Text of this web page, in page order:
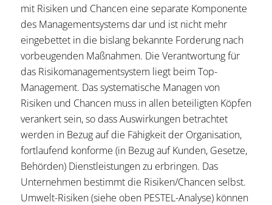
mit Risiken und Chancen eine separate Komponente
des Managementsystems dar und ist nicht mehr
eingebettet in die bislang bekannte Forderung nach
vorbeugenden Maßnahmen. Die Verantwortung für
das Risikomanagementsystem liegt beim Top-
Management. Das systematische Managen von
Risiken und Chancen muss in allen beteiligten Köpfen
verankert sein, so dass Auswirkungen betrachtet
werden in Bezug auf die Fähigkeit der Organisation,
fortlaufend konforme (in Bezug auf Kunden, Gesetze,
Behörden) Dienstleistungen zu erbringen. Das
Unternehmen bestimmt die Risiken/Chancen selbst.
Umwelt-Risiken (siehe oben PESTEL-Analyse) können